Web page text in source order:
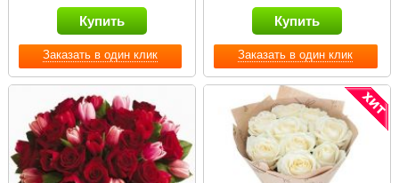
Заказать в один клик
Купить
Заказать в один клик
Купить